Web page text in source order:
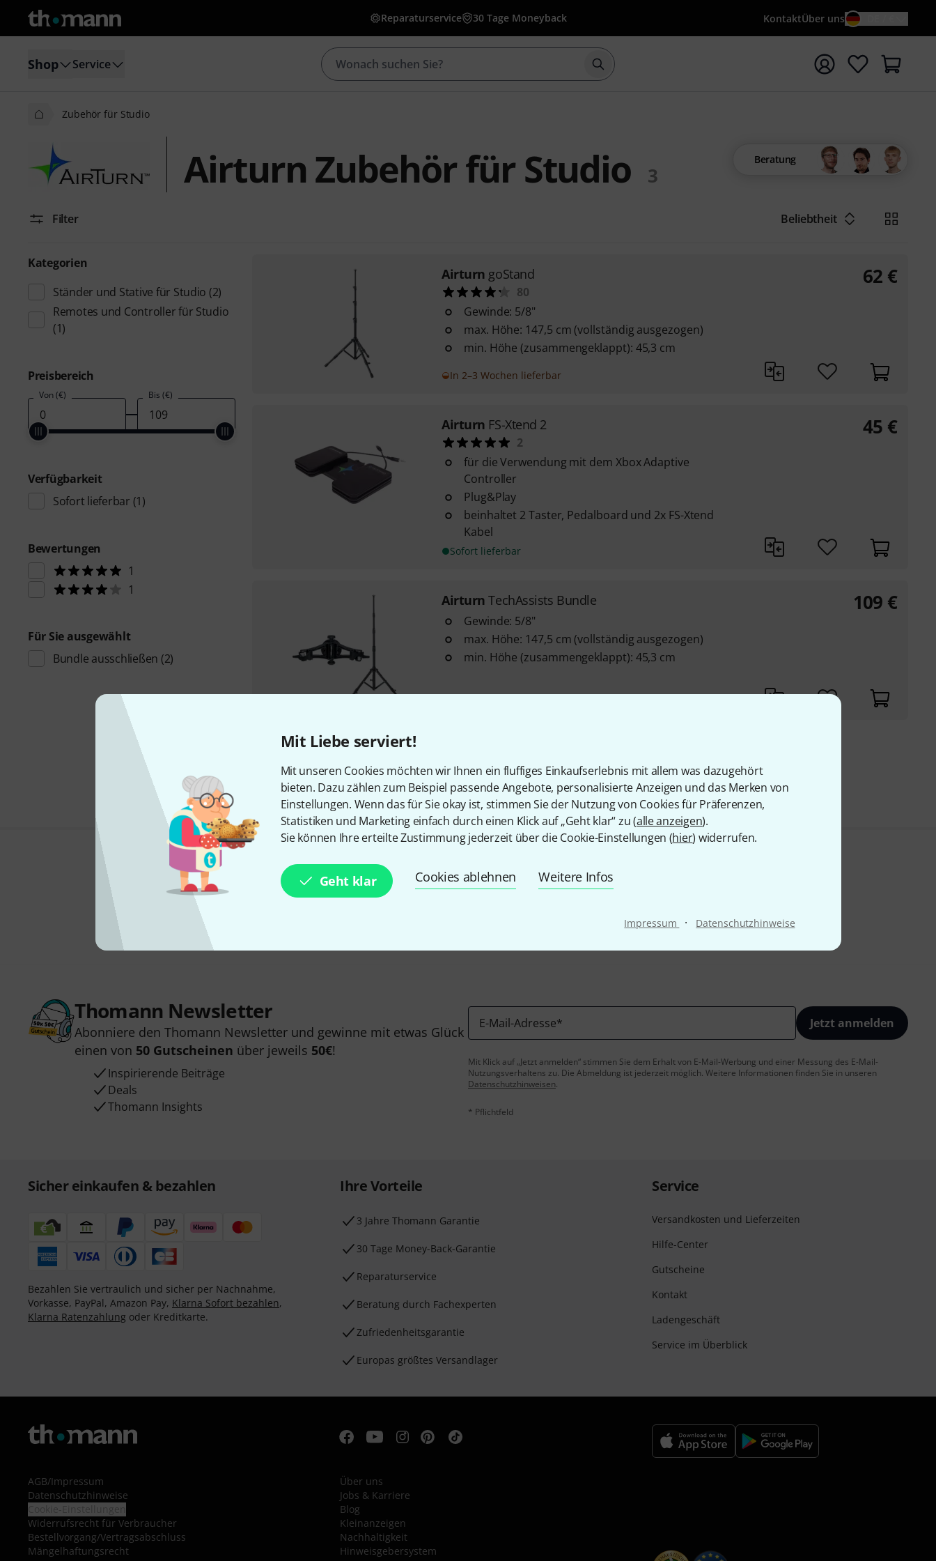
Mit Liebe serviert!
Mit unseren Cookies möchten wir Ihnen ein fluffiges Einkaufserlebnis mit allem was dazugehört
bieten. Dazu zählen zum Beispiel passende Angebote, personalisierte Anzeigen und das Merken von
Einstellungen. Wenn das für Sie okay ist, stimmen Sie der Nutzung von Cookies für Präferenzen,
Statistiken und Marketing einfach durch einen Klick auf „Geht klar“ zu (alle anzeigen).
Sie können Ihre erteilte Zustimmung jederzeit über die Cookie-Einstellungen (hier) widerrufen.
Geht klar Cookies ablehnen Weitere Infos
Impressum · Datenschutzhinweise
Reparaturservice 30 Tage Moneyback KontaktÜber uns
Shop Service Suche mit Suchwort {searchTerm} starten
Zubehör für Studio
Airturn Zubehör für Studio 3
Beratung
Filter Beliebtheit
Kategorien
Ständer und Stative für Studio (2)
Remotes und Controller für Studio
(1)
Preisbereich
Von (€) Bis (€)
Verfügbarkeit
Sofort lieferbar (1)
Bewertungen
1
1
Für Sie ausgewählt
Bundle ausschließen (2)
Airturn goStand
80
Gewinde: 5/8"
max. Höhe: 147,5 cm (vollständig ausgezogen)
min. Höhe (zusammengeklappt): 45,3 cm
In 2–3 Wochen lieferbar
62 €
Airturn FS-Xtend 2
2
für die Verwendung mit dem Xbox Adaptive
Controller
Plug&Play
beinhaltet 2 Taster, Pedalboard und 2x FS-Xtend
Kabel
Sofort lieferbar
45 €
Airturn TechAssists Bundle
Gewinde: 5/8"
max. Höhe: 147,5 cm (vollständig ausgezogen)
min. Höhe (zusammengeklappt): 45,3 cm
109 €
Alle Preise inkl. MwSt.
Gefällt Ihnen, was Sie sehen?
Thomann Newsletter
Abonniere den Thomann Newsletter und gewinne mit etwas Glück
einen von 50 Gutscheinen über jeweils 50€!
Inspirierende Beiträge
Deals
Thomann Insights
E-Mail-Adresse* Jetzt anmelden
Mit Klick auf „Jetzt anmelden“ stimmen Sie dem Erhalt von E-Mail-Werbung und einer Messung des E-Mail-
Nutzungsverhaltens zu. Die Abmeldung ist jederzeit möglich. Weitere Informationen finden Sie in unseren
Datenschutzhinweisen.
* Pflichtfeld
Sicher einkaufen & bezahlen
Bezahlen Sie vertraulich und sicher per Nachnahme,
Vorkasse, PayPal, Amazon Pay, Klarna Sofort bezahlen,
Klarna Ratenzahlung oder Kreditkarte.
Ihre Vorteile
3 Jahre Thomann Garantie
30 Tage Money-Back-Garantie
Reparaturservice
Beratung durch Fachexperten
Zufriedenheitsgarantie
Europas größtes Versandlager
Service
Versandkosten und Lieferzeiten
Hilfe-Center
Gutscheine
Kontakt
Ladengeschäft
Service im Überblick
AGB/Impressum
Datenschutzhinweise
Widerrufsrecht für Verbraucher
Bestellvorgang/Vertragsabschluss
Mängelhaftungsrecht
Über uns
Jobs & Karriere
Blog
Kleinanzeigen
Nachhaltigkeit
Hinweisgebersystem